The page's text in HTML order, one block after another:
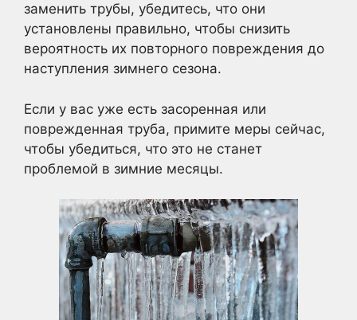
заменить трубы, убедитесь, что они
установлены правильно, чтобы снизить
вероятность их повторного повреждения до
наступления зимнего сезона.
Если у вас уже есть засоренная или
поврежденная труба, примите меры сейчас,
чтобы убедиться, что это не станет
проблемой в зимние месяцы.